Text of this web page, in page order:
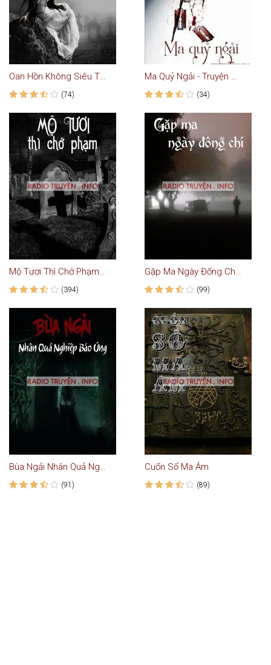
Oan Hồn Không Siêu Thoát
(74)
Ma Quỷ Ngải - Truyện Ma
(34)
Mộ Tươi Thì Chớ Phạm - Truyện Ma
(394)
Gặp Ma Ngày Đống Chí - Truyện Ma
(99)
Bùa Ngải Nhân Quả Nghiệp Báo Ứng
(91)
Cuốn Sổ Ma Ám
(89)